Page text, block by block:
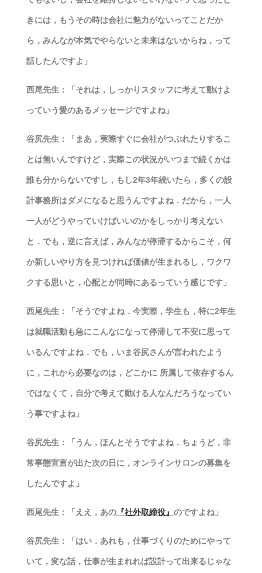
きには，もうその時は会社に魅力がないってことだか
ら，みんなが本気でやらないと未来はないからね，って
話したんですよ」
西尾先生：「それは，しっかりスタッフに考えて動けよ
っていう愛のあるメッセージですよね」
谷尻先生：「まあ，実際すぐに会社がつぶれたりするこ
とは無いんですけど，実際この状況がいつまで続くかは
誰も分からないですし，もし2年3年続いたら，多くの設
計事務所はダメになると思うんですよね．だから，一人
一人がどうやっていけばいいのかをしっかり考えない
と．でも，逆に言えば，みんなが停滞するからこそ，何
か新しいやり方を見つければ価値が生まれるし，ワクワ
クする思いと，心配とが同時にあるっていう感じです」
西尾先生：「そうですよね．今実際，学生も，特に2年生
は就職活動も急にこんなになって停滞して不安に思って
いるんですよね．でも，いま谷尻さんが言われたよう
に，これから必要なのは，どこかに 所属して依存するん
ではなくて，自分で考えて動ける人なんだろうなってい
う事ですよね」
谷尻先生：「うん，ほんとそうですよね．ちょうど，非
常事態宣言が出た次の日に，オンラインサロンの募集を
したんですよ」
西尾先生：「ええ，あの『社外取締役』 のですよね」
谷尻先生：「はい．あれも，仕事づくりのためにやって
いて，変な話，仕事が生まれれば設計って出来るじゃな